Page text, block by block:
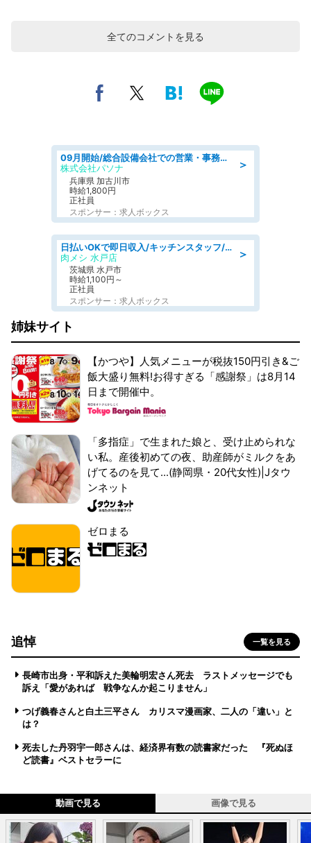
全てのコメントを見る
＞
09月開始/総合設備会社での営業・事務のお仕事/車通勤可/賞与あり/営業/営業事務
株式会社パソナ
兵庫県 加古川市
時給1,800円
正社員
スポンサー：求人ボックス
＞
日払いOKで即日収入/キッチンスタッフ/「原付免許必須」デリバリー業務など、自己成長可能な幅広い仕事に挑戦!髪型自由&ピアス・ネイルOK/茨城県/水戸市
肉メシ 水戸店
茨城県 水戸市
時給1,100円～
正社員
スポンサー：求人ボックス
姉妹サイト
【かつや】人気メニューが税抜150円引き&ご
飯大盛り無料!お得すぎる「感謝祭」は8月14
日まで開催中。
「多指症」で生まれた娘と、受け止められな
い私。産後初めての夜、助産師がミルクをあ
げてるのを見て...(静岡県・20代女性)|Jタウ
ンネット
ゼロまる
追悼 一覧を見る
長崎市出身・平和訴えた美輪明宏さん死去 ラストメッセージでも
訴え「愛があれば 戦争なんか起こりません」
つげ義春さんと白土三平さん カリスマ漫画家、二人の「違い」と
は？
死去した丹羽宇一郎さんは、経済界有数の読書家だった 『死ぬほ
ど読書』ベストセラーに
動画で見る 画像で見る